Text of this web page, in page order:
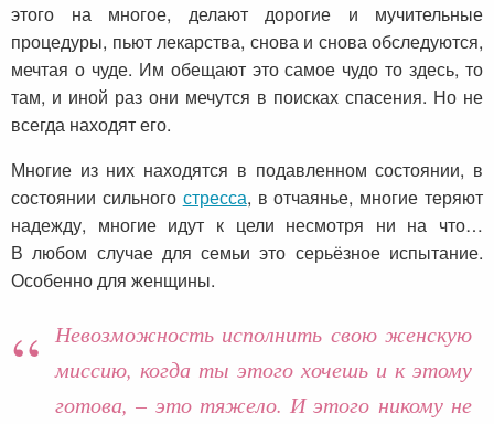
этого на многое, делают дорогие и мучительные
процедуры, пьют лекарства, снова и снова обследуются,
мечтая о чуде. Им обещают это самое чудо то здесь, то
там, и иной раз они мечутся в поисках спасения. Но не
всегда находят его.
Многие из них находятся в подавленном состоянии, в
состоянии сильного стресса, в отчаянье, многие теряют
надежду, многие идут к цели несмотря ни на что…
В любом случае для семьи это серьёзное испытание.
Особенно для женщины.
Невозможность исполнить свою женскую
миссию, когда ты этого хочешь и к этому
готова, – это тяжело. И этого никому не